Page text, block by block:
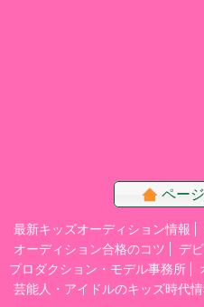
ペー
最新キッズオーディション情報
オーディション合格のコツ
デ
プロダクション・モデル事務所
芸能人・アイドルのキッズ時代